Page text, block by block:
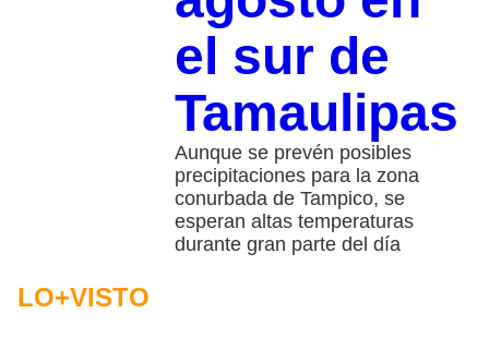
el sur de
Tamaulipas
Aunque se prevén posibles
precipitaciones para la zona
conurbada de Tampico, se
esperan altas temperaturas
durante gran parte del día
LO+VISTO